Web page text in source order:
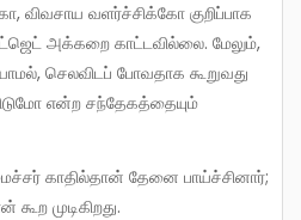
விவசாய வளர்ச்சிக்கோ குறிப்பாக
அக்கறை காட்டவில்லை. மேலும்,
செலவிடப் போவதாக கூறுவது
என்ற சந்தேகத்தையும்
முடிகிறது.